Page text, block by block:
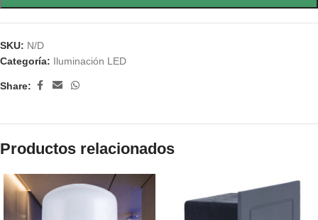
SKU: N/D
Categoría: Iluminación LED
Share:
Productos relacionados